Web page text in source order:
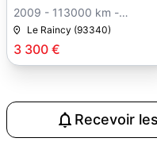
3 300 €
2009 - 113000 km -
Manuelle
Le Raincy (93340)
Recevoir